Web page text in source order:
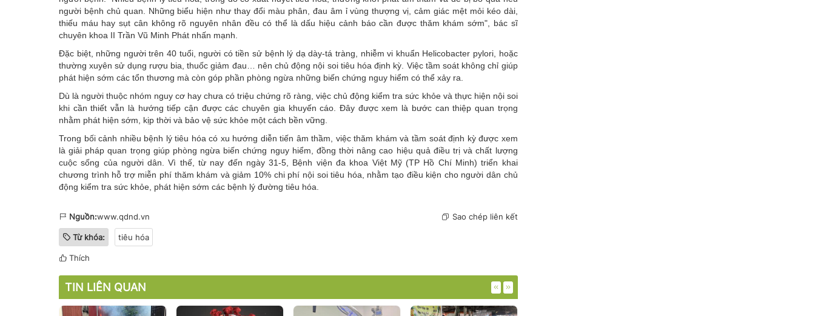
người bệnh chủ quan. Những biểu hiện như thay đổi màu phân, đau âm ỉ vùng thượng vị, cảm giác mệt mỏi kéo dài,
thiếu máu hay sụt cân không rõ nguyên nhân đều có thể là dấu hiệu cảnh báo cần được thăm khám sớm", bác sĩ
chuyên khoa II Trần Vũ Minh Phát nhấn mạnh.
Đặc biệt, những người trên 40 tuổi, người có tiền sử bệnh lý dạ dày-tá tràng, nhiễm vi khuẩn Helicobacter pylori, hoặc
thường xuyên sử dụng rượu bia, thuốc giảm đau… nên chủ động nội soi tiêu hóa định kỳ. Việc tầm soát không chỉ giúp
phát hiện sớm các tổn thương mà còn góp phần phòng ngừa những biến chứng nguy hiểm có thể xảy ra.
Dù là người thuộc nhóm nguy cơ hay chưa có triệu chứng rõ ràng, việc chủ động kiểm tra sức khỏe và thực hiện nội soi
khi cần thiết vẫn là hướng tiếp cận được các chuyên gia khuyến cáo. Đây được xem là bước can thiệp quan trọng
nhằm phát hiện sớm, kịp thời và bảo vệ sức khỏe một cách bền vững.
Trong bối cảnh nhiều bệnh lý tiêu hóa có xu hướng diễn tiến âm thầm, việc thăm khám và tầm soát định kỳ được xem
là giải pháp quan trọng giúp phòng ngừa biến chứng nguy hiểm, đồng thời nâng cao hiệu quả điều trị và chất lượng
cuộc sống của người dân. Vì thế, từ nay đến ngày 31-5, Bệnh viện đa khoa Việt Mỹ (TP Hồ Chí Minh) triển khai
chương trình hỗ trợ miễn phí thăm khám và giảm 10% chi phí nội soi tiêu hóa, nhằm tạo điều kiện cho người dân chủ
động kiểm tra sức khỏe, phát hiện sớm các bệnh lý đường tiêu hóa.
Nguồn:www.qdnd.vn Sao chép liên kết
Từ khóa: tiêu hóa
Thích
TIN LIÊN QUAN